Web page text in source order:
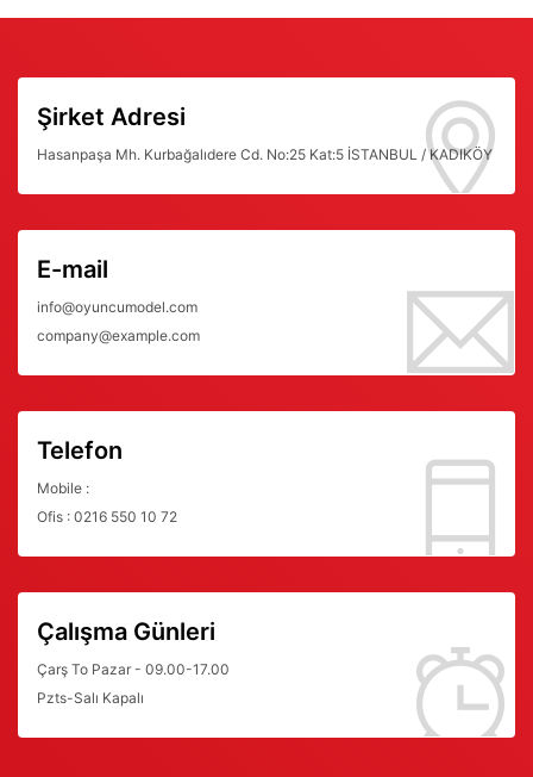
Şirket Adresi
Hasanpaşa Mh. Kurbağalıdere Cd. No:25 Kat:5 İSTANBUL / KADIKÖY
E-mail
info@oyuncumodel.com
company@example.com
Telefon
Mobile :
Ofis : 0216 550 10 72
Çalışma Günleri
Çarş To Pazar - 09.00-17.00
Pzts-Salı Kapalı